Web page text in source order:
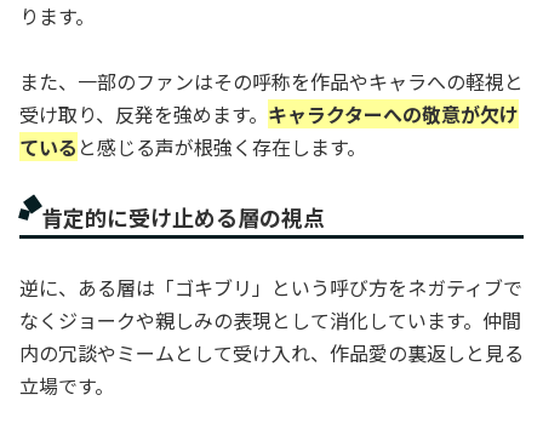
ります。
また、一部のファンはその呼称を作品やキャラへの軽視と
受け取り、反発を強めます。 キャラクターへの敬意が欠け
ている と感じる声が根強く存在します。
肯定的に受け止める層の視点
逆に、ある層は「ゴキブリ」という呼び方をネガティブで
なくジョークや親しみの表現として消化しています。仲間
内の冗談やミームとして受け入れ、作品愛の裏返しと見る
立場です。